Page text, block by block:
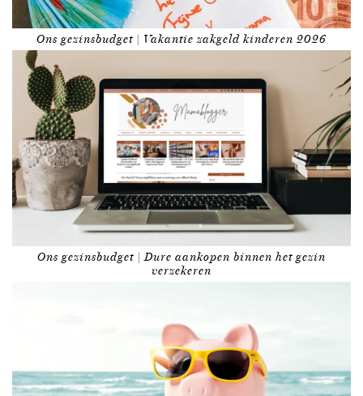
Ons gezinsbudget | Vakantie zakgeld kinderen 2026
Ons gezinsbudget | Dure aankopen binnen het gezin
verzekeren